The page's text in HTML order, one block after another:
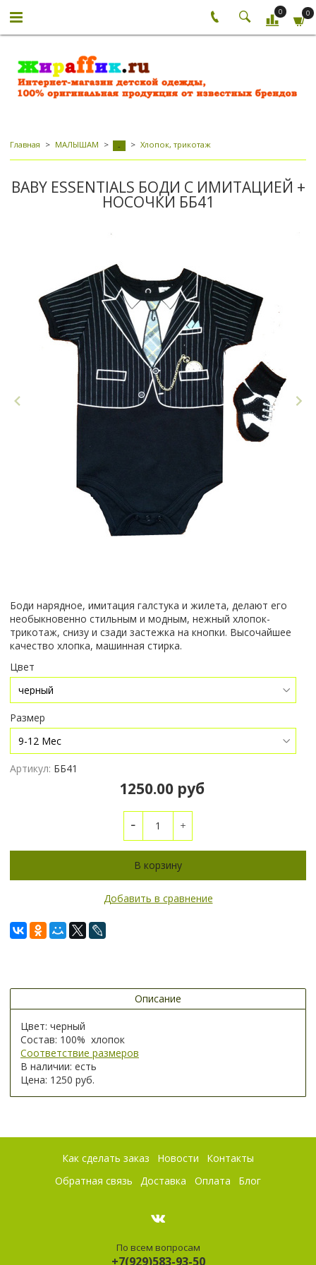
0 0
Главная МАЛЫШАМ - Хлопок, трикотаж
BABY ESSENTIALS БОДИ С ИМИТАЦИЕЙ +
НОСОЧКИ ББ41
Боди нарядное, имитация галстука и жилета, делают его
необыкновенно стильным и модным, нежный хлопок-
трикотаж, снизу и сзади застежка на кнопки. Высочайшее
качество хлопка, машинная стирка.
Цвет
Размер
Артикул: ББ41
1250.00 руб
В корзину
Добавить в сравнение
Описание
Цвет: черный
Состав: 100% хлопок
Соответствие размеров
В наличии: есть
Цена: 1250 руб.
Как сделать заказ Новости
Контакты
Обратная связь
Доставка Оплата Блог
По всем вопросам
+7(929)583-93-50